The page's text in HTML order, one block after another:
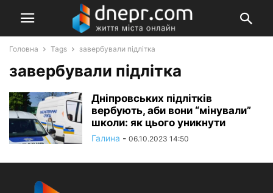
Головна Tags завербували підлітка
завербували підлітка
Дніпровських підлітків
вербують, аби вони “мінували”
школи: як цього уникнути
Галина - 06.10.2023 14:50